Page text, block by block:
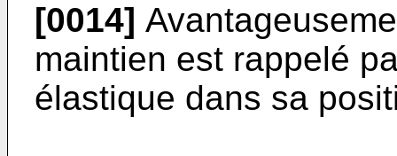
[0014]
maintien est rappelé
élastique dans sa